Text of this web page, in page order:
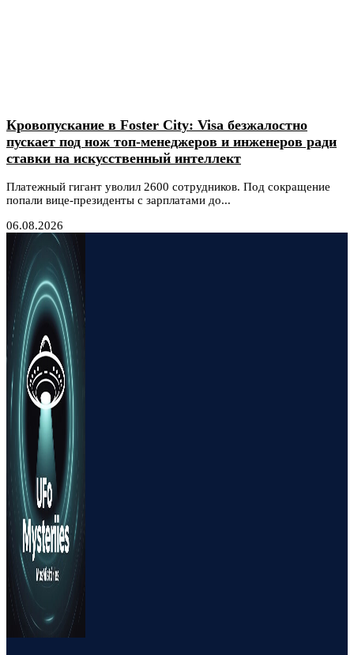
Кровопускание в Foster City: Visa безжалостно
пускает под нож топ-менеджеров и инженеров ради
ставки на искусственный интеллект
Платежный гигант уволил 2600 сотрудников. Под сокращение
попали вице-президенты с зарплатами до...
06.08.2026